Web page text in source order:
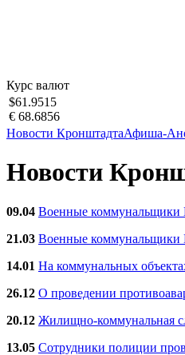
Курс валют
$61.9515
€ 68.6856
Новости КронштадтаАфиша-
Новости
09.04 Военные коммунальщики
21.03 Военные коммунальщики
14.01 На коммунальных
26.12 О проведении
20.12 Жилищно-коммунальная
13.05 Сотрудники полиции